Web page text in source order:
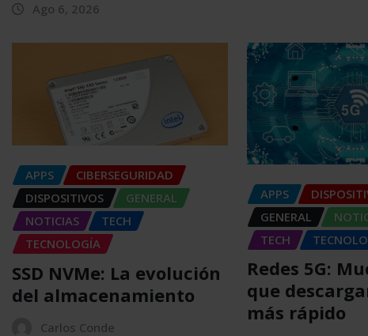
Ago 6, 2026
APPS
CIBERSEGURIDAD
DISPOSITIVOS
GENERAL
NOTICIAS
TECH
TECNOLOGÍA
SSD NVMe: La evolución
del almacenamiento
Carlos Conde
APPS
GENERAL
TECH
Redes 5G:
que
más rápido